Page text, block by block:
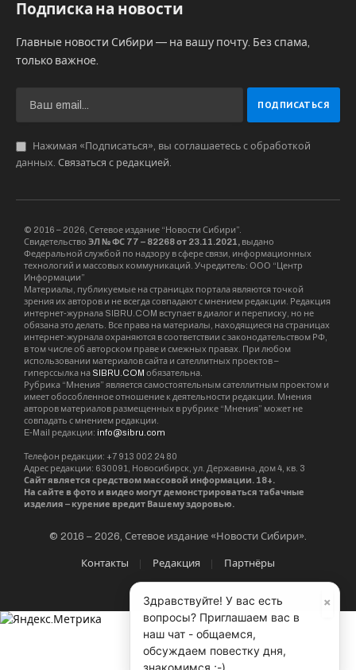
Подписка на новости
Главные новости Сибири — на вашу почту. Без спама,
только важное.
Нажимая «Подписаться», вы соглашаетесь с обработкой
данных. Связаться с редакцией.
© 2016 – 2026, Сетевое издание “Новости Сибири”.
Свидетельство ЭЛ № ФС 77 – 82268 от 23.11.2021, выдано
Федеральной службой по надзору в сфере связи, информационных
технологий и массовых коммуникаций. Учредитель: ООО “Центр
Информации”
Материалы, публикуемые на страницах портала являются точкой
зрения их авторов и не всегда совпадают с мнением редакции. Редакция
интернет-журнала SIBRU.COM вступает в диалог и переписку, но не
обязана это делать. Все права на материалы, находящиеся на страницах
интернет-журнала охраняются в соответствии с законодательством РФ,
в том числе об авторском праве и смежных правах. При любом
использовании материалов сайта и сателлитных проектов –
гиперссылка на SIBRU.COM обязательна.
Рубрика “Мнения” является самостоятельным сателлитным проектом и
имеет обособленное отношение к деятельности редакции. Мнения
авторов материалов размещенных в рубрике “Мнения” может не
совпадать с мнением редакции.
E-Mail редакции: info@sibru.com
Телефон редакции: +7 913 002 24 80
Адрес редакции: 630091, Новосибирск, ул. Державина, дом 4, кв. 3
Сайт является средством массовой информации. 18+.
На сайте в фото и видео могут демонстрироваться табачные
изделия – курение вредит Вашему здоровью.
© 2016 – 2026, Сетевое издание «Новости Сибири».
Контакты Редакция Партнёры
×
Здравствуйте! У вас есть
вопросы? Приглашаем вас в
наш чат - общаемся,
обсуждаем повестку дня,
знакомимся ;-)